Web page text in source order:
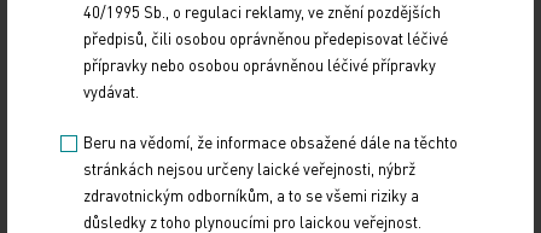
naučil se mít ji rád. Jen by si přál, kdyby mohl mít
méně pacientů. Čínští lékaři v nemocnicích denně
ošetří i 100 až 200 nemocných.
"Když jich denně prohlédnu tolik, jak se na ně
mám ještě usmívat?" poznamenal sklesle. "Ale
oni ode mě ten úsměv čekají."
40/1995 Sb., o regulaci reklamy, ve znění pozdějších
předpisů, čili osobou oprávněnou předepisovat léčivé
přípravky nebo osobou oprávněnou léčivé přípravky
vydávat.
Beru na vědomí, že informace obsažené dále na těchto
stránkách nejsou určeny laické veřejnosti, nýbrž
zdravotnickým odborníkům, a to se všemi riziky a
důsledky z toho plynoucími pro laickou veřejnost.